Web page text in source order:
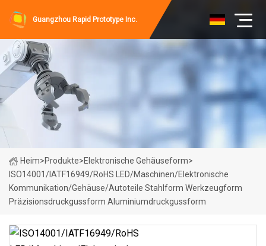
Guangzhou Rapid Prototype Inc.
Heim>Produkte>Elektronische Gehäuseform>
ISO14001/IATF16949/RoHS LED/Maschinen/Elektronische
Kommunikation/Gehäuse/Autoteile Stahlform Werkzeugform
Präzisionsdruckgussform Aluminiumdruckgussform